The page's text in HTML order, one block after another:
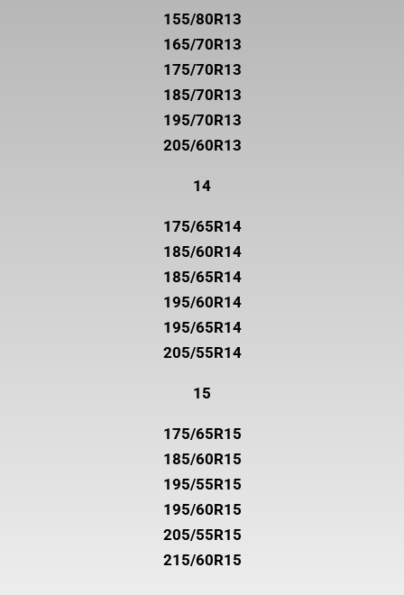
155/80R13
165/70R13
175/70R13
185/70R13
195/70R13
205/60R13
14
175/65R14
185/60R14
185/65R14
195/60R14
195/65R14
205/55R14
15
175/65R15
185/60R15
195/55R15
195/60R15
205/55R15
215/60R15